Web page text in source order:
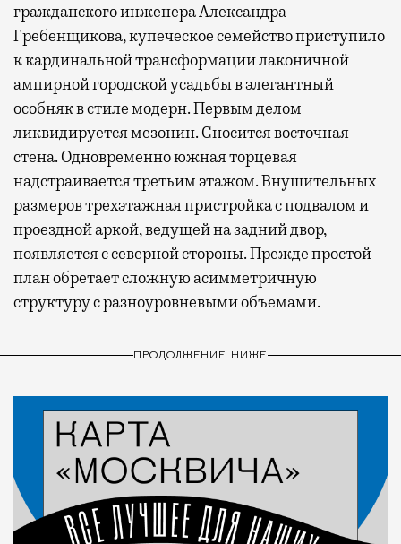
гражданского инженера Александра
Гребенщикова, купеческое семейство приступило
к кардинальной трансформации лаконичной
ампирной городской усадьбы в элегантный
особняк в стиле модерн. Первым делом
ликвидируется мезонин. Сносится восточная
стена. Одновременно южная торцевая
надстраивается третьим этажом. Внушительных
размеров трехэтажная пристройка с подвалом и
проездной аркой, ведущей на задний двор,
появляется с северной стороны. Прежде простой
план обретает сложную асимметричную
структуру с разноуровневыми объемами.
ПРОДОЛЖЕНИЕ НИЖЕ